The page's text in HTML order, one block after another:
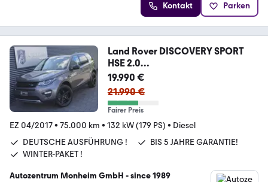
Kontakt Parken
Land Rover DISCOVERY SPORT
HSE 2.0
TD4|ALLRAD|KAMERA|PANO
19.990 €
21.990 €
Fairer Preis
EZ 04/2017• 75.000 km • 132 kW (179 PS) • Diesel
DEUTSCHE AUSFÜHRUNG !
BIS 5 JAHRE GARANTIE!
WINTER-PAKET !
Autozentrum Monheim GmbH - since 1989